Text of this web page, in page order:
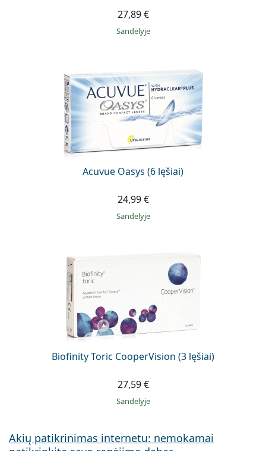
27,89 €
Sandėlyje
Acuvue Oasys (6 lęšiai)
24,99 €
Sandėlyje
Biofinity Toric CooperVision (3 lęšiai)
27,59 €
Sandėlyje
Akių patikrinimas internetu: nemokamai